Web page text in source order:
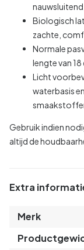
Biologisch
zachte,
Normale
lengte van
Licht
waterbasis
Gebruik indien
altijd de
Extra
Merk